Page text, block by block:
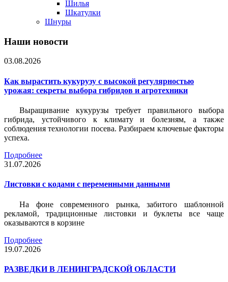
Шилья
Шкатулки
Шнуры
Наши новости
03.08.2026
Как вырастить кукурузу с высокой регулярностью
урожая: секреты выбора гибридов и агротехники
Выращивание кукурузы требует правильного выбора
гибрида, устойчивого к климату и болезням, а также
соблюдения технологии посева. Разбираем ключевые факторы
успеха.
Подробнее
31.07.2026
Листовки c кодами с переменными данными
На фоне современного рынка, забитого шаблонной
рекламой, традиционные листовки и буклеты все чаще
оказываются в корзине
Подробнее
19.07.2026
РАЗВЕДКИ В ЛЕНИНГРАДСКОЙ ОБЛАСТИ